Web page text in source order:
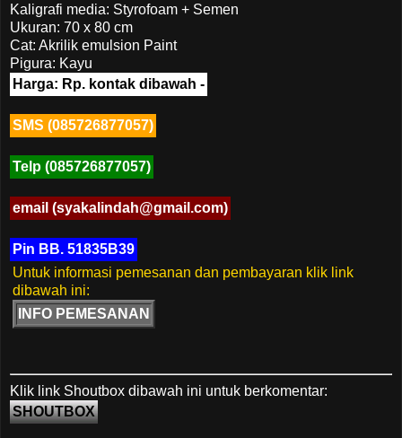
Kaligrafi media: Styrofoam + Semen
Ukuran: 70 x 80 cm
Cat: Akrilik emulsion Paint
Pigura: Kayu
Harga: Rp. kontak dibawah -
SMS (085726877057)
Telp (085726877057)
email (syakalindah@gmail.com)
Pin BB. 51835B39
Untuk informasi pemesanan dan pembayaran klik link
dibawah ini:
INFO PEMESANAN
Klik link Shoutbox dibawah ini untuk berkomentar:
SHOUTBOX